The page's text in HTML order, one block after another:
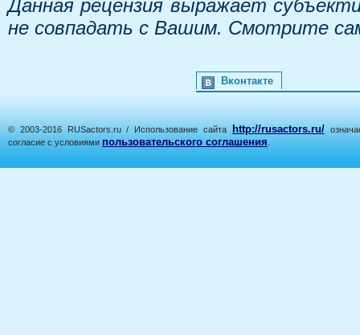
Данная рецензия выражает
не совпадать с Вашим. Смотрите
Вконтакте
© 2003-2016 RUSactors.ru / Использование сайта http://rusactors.ru/
согласие с условиями пользовательского соглашения